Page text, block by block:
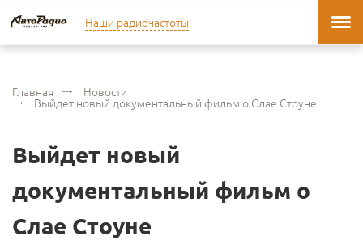
Наши радиочастоты
Главная Новости
Выйдет новый документальный фильм о Слае Стоуне
Выйдет новый
документальный фильм о
Слае Стоуне